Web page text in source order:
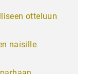
otteluun
naisille